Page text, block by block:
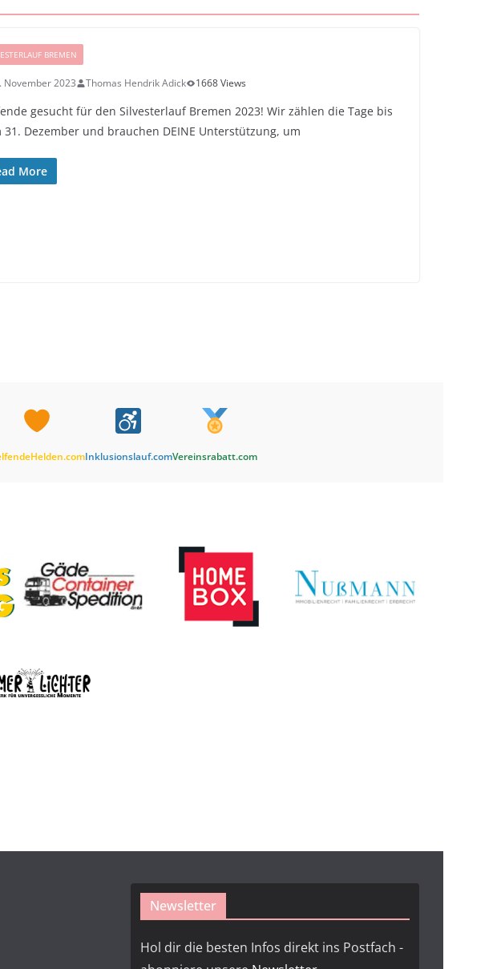
BREMEN
November 2023 Thomas Hendrik Adick 1668 Views
gesucht für den Silvesterlauf Bremen 2023! Wir zählen die Tage bis
31. Dezember und brauchen DEINE Unterstützung, um
More
Inklusionslauf.comVereinsrabatt.com
Newsletter
Hol dir die besten Infos direkt ins Postfach -